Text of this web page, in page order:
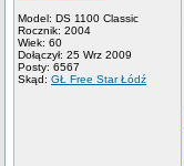
Model: DS 1100 Classic
Rocznik: 2004
Wiek: 60
Dołączył: 25 Wrz 2009
Posty: 6567
Skąd: GŁ Free Star Łódź